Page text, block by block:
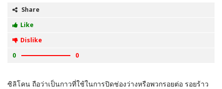
Share
Like
Dislike
0
0
ซิลิโคน ถือว่าเป็นกาวที่ใช้ในการปิดช่องว่างหรือพวกรอยต่อ รอยร้าว